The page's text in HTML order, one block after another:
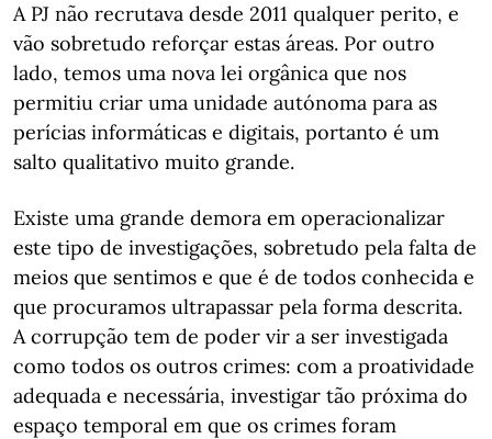
A PJ não recrutava desde 2011 qualquer perito, e
vão sobretudo reforçar estas áreas. Por outro
lado, temos uma nova lei orgânica que nos
permitiu criar uma unidade autónoma para as
perícias informáticas e digitais, portanto é um
salto qualitativo muito grande.
Existe uma grande demora em operacionalizar
este tipo de investigações, sobretudo pela falta de
meios que sentimos e que é de todos conhecida e
que procuramos ultrapassar pela forma descrita.
A corrupção tem de poder vir a ser investigada
como todos os outros crimes: com a proatividade
adequada e necessária, investigar tão próxima do
espaço temporal em que os crimes foram